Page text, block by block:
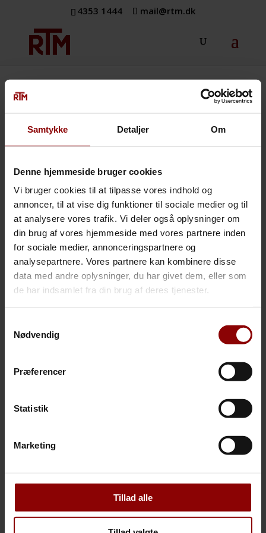
Samtykke Detaljer Om
Denne hjemmeside bruger cookies
Vi bruger cookies til at tilpasse vores indhold og
annoncer, til at vise dig funktioner til sociale medier og til
at analysere vores trafik. Vi deler også oplysninger om
din brug af vores hjemmeside med vores partnere inden
for sociale medier, annonceringspartnere og
analysepartnere. Vores partnere kan kombinere disse
data med andre oplysninger, du har givet dem, eller som
de har indsamlet fra din brug af deres tjenester.
Nødvendig
Præferencer
Statistik
Marketing
Tillad alle
4353 1444 mail@rtm.dk
Personlighed
RTM er som virksomhed arketypen, der er
omgivelserne. I dette univers er medarbejderne hele
til deres daglig arbejde. Herved kan de sikre ansvarlige
beslutninger. Vi tager ansvar for individer og andres
virksomhed, organisation, som var det os selv. Vi
forebygger skader via vores struktur, erfaring og
forudseenhed.
RTMs berettigelse, vores ledestjerne, vores drivkraft,
vores handlemåder over for kunderne og det at være
forbillede betyder, at vi er en arketype – for lignende
alment medmenneskeligt i tilgangen til det vi gør og
siger, og på den måde danner disse begreber vores
Forudsætningen for en effektiv branding er, at
som relevant og meningsfyldt i det daglige. Det være
værdier, som brandet står for, får virksomheden et
kundernes loyalitet over for brandet, deres villighed til
at betale mere for en ydelse fra vores brand end
tilsvarende ydelser uden branding og virksomhedens
placering i forbrugernes bevidsthed som det “rigtige